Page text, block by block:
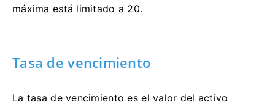
máxima está limitado a 20.
Tasa de vencimiento
La tasa de vencimiento es el valor del activo